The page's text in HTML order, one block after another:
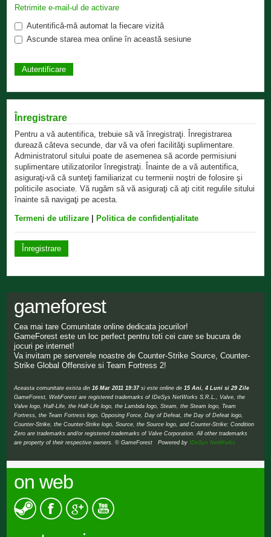
Retrimite e-mail-ul de activare
Autentifică-mă automat la fiecare vizită
Ascunde starea mea online în această sesiune
Înregistrare
Pentru a vă autentifica, trebuie să vă înregistraţi. Înregistrarea
durează câteva secunde, dar vă va oferi facilităţi suplimentare.
Administratorul sitului poate de asemenea să acorde permisiuni
suplimentare utilizatorilor înregistraţi. Înainte de a vă autentifica,
asiguraţi-vă că sunteţi familiarizat cu termenii noştri de folosire şi
politicile asociate. Vă rugăm să vă asiguraţi că aţi citit regulile sitului
înainte să navigaţi pe acesta.
Termeni de utilizare Politica de confidenţialitate
Înregistrare
gameforest
Cea mai tare Comunitate online dedicata jocurilor!
GameForest este un loc perfect pentru toti cei care se bucura de
jocuri pe internet!
Va invitam pe serverele noastre de Counter-Strike Source, Counter-
Strike Global Offensive si Team Fortress 2!
Aceasta comunitate exista din 16 Mar 2011 19:37si este online de 15 Ani, 4 Luni si 29 Zile
GameForest, WebForest are registered trademarks of IDeSys NetWorks S.R.L., Valve, the
Valve logo, Half-Life, the Half-Life logo, the Lambda logo, Steam, the Steam logo, Team
Fortress, the Team Fortress logo, Opposing Force, Day of Defeat, the Day of Defeat logo,
Counter-Strike, the Counter-Strike logo, Source, the Source logo, and Counter-Strike: Condition
Zero are trademarks and/or registered trademarks of Valve Corporation. All other trademarks
are property of their respective owners. © GameForest Powered byIDeSys NetWorks
on web